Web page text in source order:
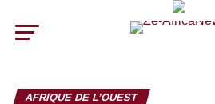
AFRIQUE DE L’OUEST